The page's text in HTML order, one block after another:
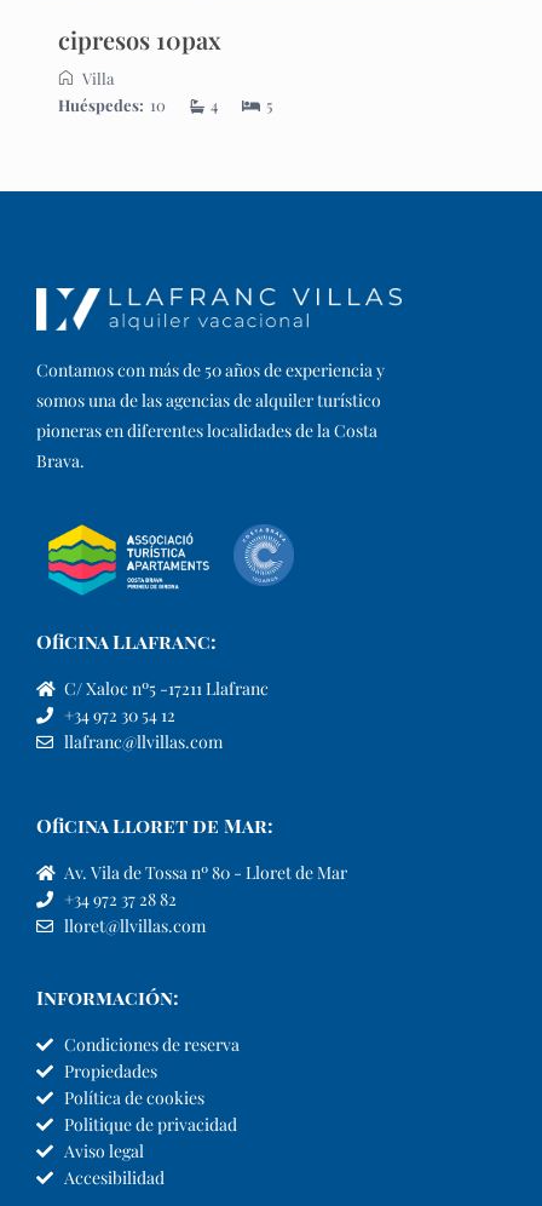
cipresos 10pax
Villa
Huéspedes: 10 4 5
Contamos con más de 50 años de experiencia y
somos una de las agencias de alquiler turístico
pioneras en diferentes localidades de la Costa
Brava.​
Oficina Llafranc:
C/ Xaloc nº5 -17211 Llafranc
+34 972 30 54 12
llafranc@llvillas.com
Oficina Lloret de Mar:
Av. Vila de Tossa nº 80 - Lloret de Mar
+34 972 37 28 82
lloret@llvillas.com
Información:
Condiciones de reserva
Propiedades
Política de cookies
Politique de privacidad
Aviso legal
Accesibilidad